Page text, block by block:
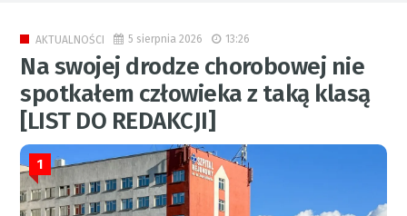
AKTUALNOŚCI 5 sierpnia 2026 13:26
Na swojej drodze chorobowej nie
spotkałem człowieka z taką klasą
[LIST DO REDAKCJI]
1